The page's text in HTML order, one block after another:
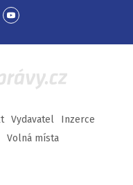
Přejít
YouTube
Vydavatel
Inzerce
Volná místa